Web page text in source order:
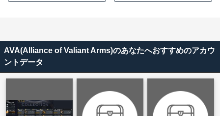
AVA(Alliance of Valiant Arms)のあなたへおすすめのアカウ
ントデータ